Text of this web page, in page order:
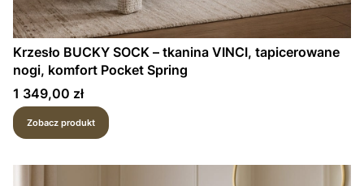
Krzesło BUCKY SOCK – tkanina VINCI, tapicerowane
nogi, komfort Pocket Spring
Cena
1 349,00 zł
Zobacz produkt